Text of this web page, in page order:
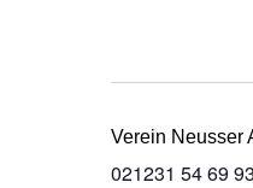
Verein Neusser
021231 54 69 93